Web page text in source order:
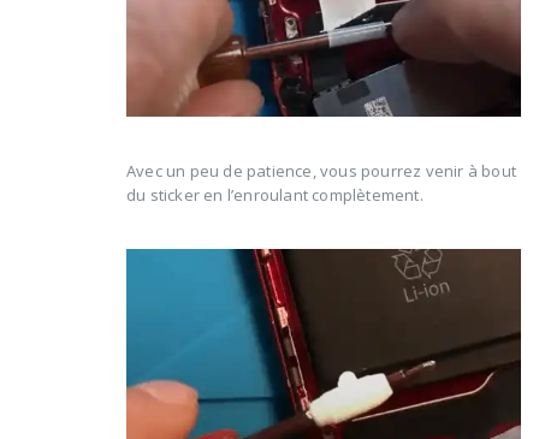
Avec un peu de patience, vous pourrez venir à bout
du sticker en l’enroulant complètement.